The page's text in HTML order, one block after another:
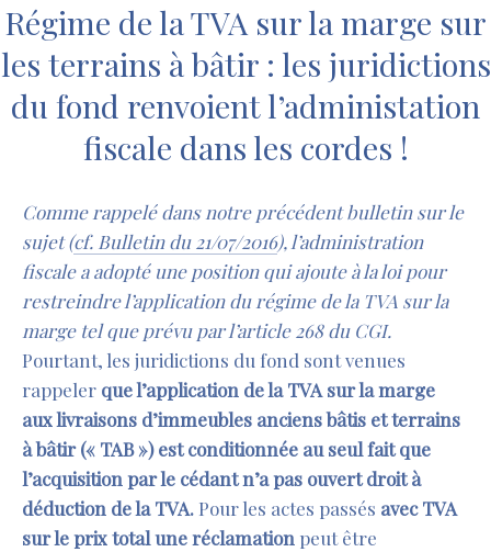
Régime de la TVA sur la marge sur
les terrains à bâtir : les juridictions
du fond renvoient l’administation
fiscale dans les cordes !
Comme rappelé dans notre précédent bulletin sur le
sujet (cf. Bulletin du 21/07/2016), l’administration
fiscale a adopté une position qui ajoute à la loi pour
restreindre l’application du régime de la TVA sur la
marge tel que prévu par l’article 268 du CGI.
Pourtant, les juridictions du fond sont venues
rappeler que l’application de la TVA sur la marge
aux livraisons d’immeubles anciens bâtis et terrains
à bâtir (« TAB ») est conditionnée au seul fait que
l’acquisition par le cédant n’a pas ouvert droit à
déduction de la TVA. Pour les actes passés avec TVA
sur le prix total une réclamation peut être